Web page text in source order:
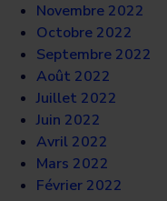
Novembre 2022
Octobre 2022
Septembre 2022
Août 2022
Juillet 2022
Juin 2022
Avril 2022
Mars 2022
Février 2022